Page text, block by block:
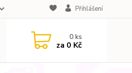
Přihlášení
0ks
za 0 Kč